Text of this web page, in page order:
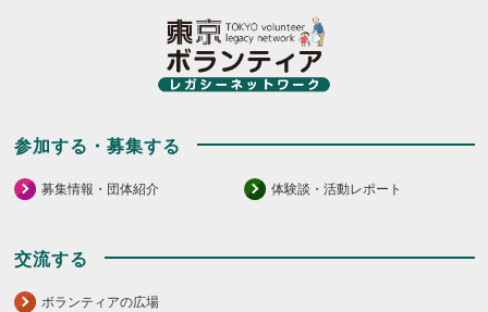
参加する・募集する
募集情報・団体紹介 体験談・活動レポート
交流する
ボランティアの広場